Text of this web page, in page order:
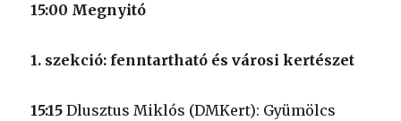
15:00 Megnyitó
1. szekció: fenntartható és városi kertészet
15:15 Dlusztus Miklós (DMKert): Gyümölcs